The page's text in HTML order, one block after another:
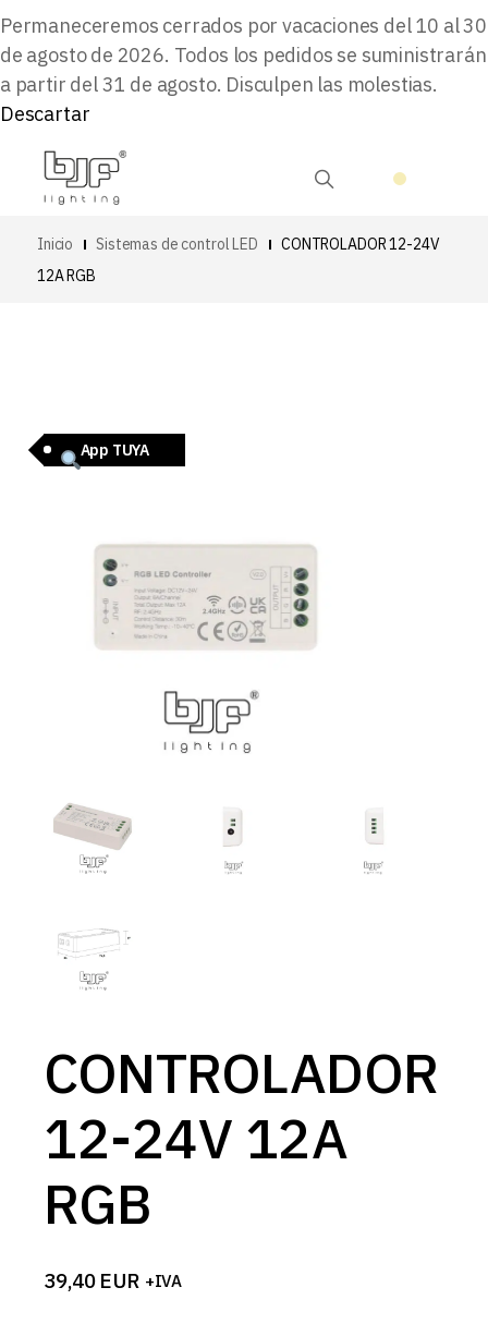
Permaneceremos cerrados por vacaciones del 10 al 30
de agosto de 2026. Todos los pedidos se suministrarán
a partir del 31 de agosto. Disculpen las molestias.
Descartar
Inicio Sistemas de control LED
CONTROLADOR 12-24V
12A RGB
App TUYA
CONTROLADOR
12-24V 12A
RGB
39,40 EUR +IVA